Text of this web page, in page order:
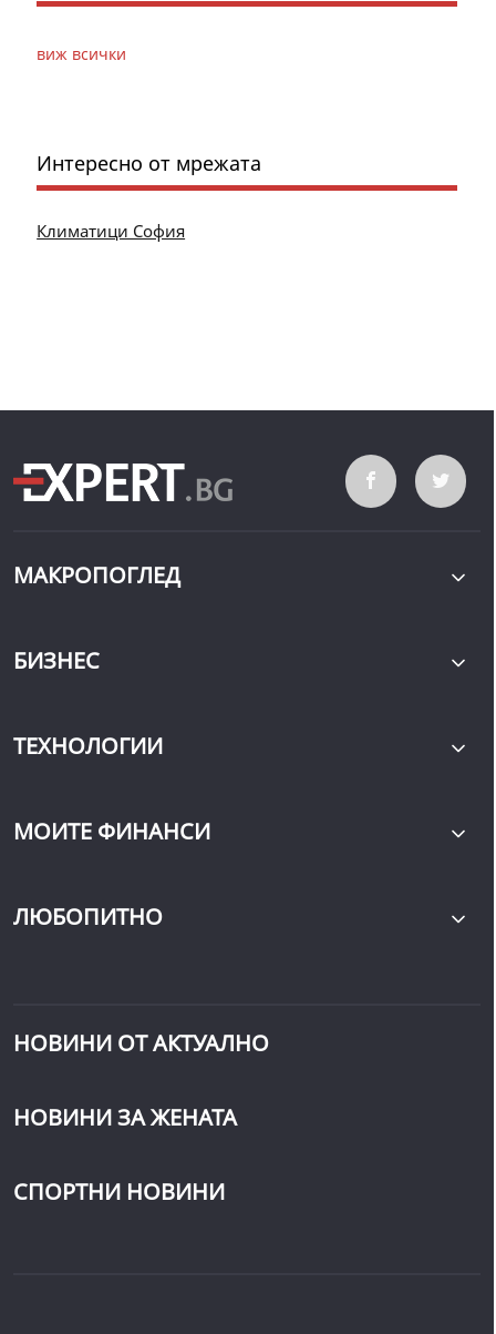
виж всички
Интересно от мрежата
Климатици София
МАКРОПОГЛЕД
БИЗНЕС
ТЕХНОЛОГИИ
МОИТЕ ФИНАНСИ
ЛЮБОПИТНО
НОВИНИ ОТ АКТУАЛНО
НОВИНИ ЗА ЖЕНАТА
СПОРТНИ НОВИНИ